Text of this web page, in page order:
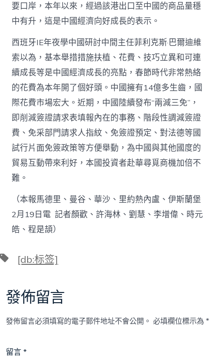
要口岸，本年以來，經過該港出口至中國的商品量穩
中有升，這是中國經濟向好成長的表示。
西班牙IE年夜學中國研討中間主任菲利克斯·巴爾迪維
索以為，基本舉措措施扶植、花費、技巧立異和可連
續成長等是中國經濟成長的亮點，春節時代非常熱絡
的花費為本年開了個好頭。中國擁有14億多生齒，國
際花費市場宏大。近期，中國陸續發布“兩減三免”，
即削減簽證請求表填報內在的事務、階段性調減簽證
費、免采部門請求人指紋、免簽證預定、對法德等國
試行片面免簽政策等方便舉動，為中國與其他國度的
貿易互動帶來利好，本國投資者赴華尋覓商機加倍不
難。
（本報馬德里、曼谷、華沙、里約熱內盧、伊斯蘭堡
2月19日電 記者顏歡、許海林、劉慧、李增偉、時元
皓、程是頡）
標 [db:标签]
發佈留言
發佈留言必須填寫的電子郵件地址不會公開。 必填欄位標示為*
留言*